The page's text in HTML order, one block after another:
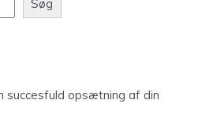
Søg
succesfuld opsætning af din